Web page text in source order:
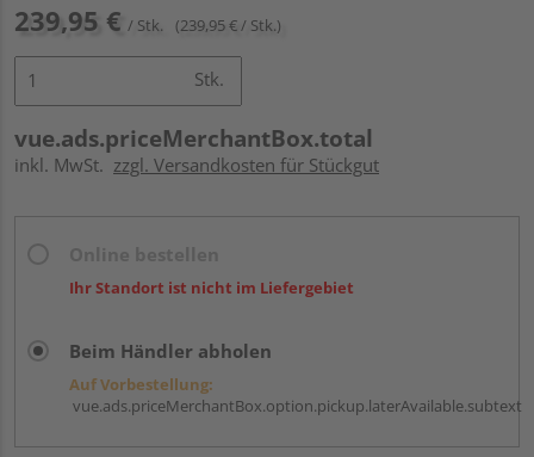
239,95 € / Stk. (239,95 € / Stk.)
Stk.
vue.ads.priceMerchantBox.total
inkl. MwSt. zzgl. Versandkosten für Stückgut
Ihr Standort ist nicht im Liefergebiet
Beim Händler abholen
Auf Vorbestellung:
vue.ads.priceMerchantBox.option.pickup.laterAvailable.subtext